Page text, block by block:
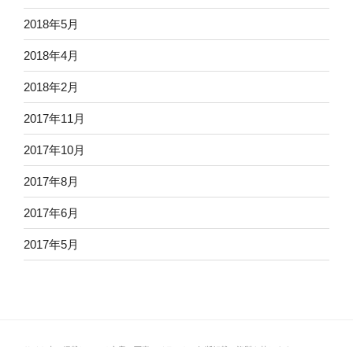
2018年5月
2018年4月
2018年2月
2017年11月
2017年10月
2017年8月
2017年6月
2017年5月